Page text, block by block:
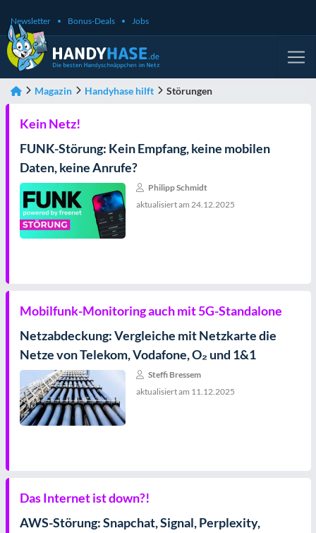
Newsletter Bonus-Deals Jobs
Magazin Handyhase hilft Störungen
Kein Netz!
FUNK-Störung: Kein Empfang, keine mobilen
Daten, keine Anrufe?
Philipp Schmidt
aktualisiert am 24.12.2025
Mobilfunk-Monitoring auch mit 5G-Standalone
Netzabdeckung: Vergleiche mit Netzkarte die
Netze von Telekom, Vodafone, O₂ und 1&1
Steffi Bressem
aktualisiert am 11.12.2025
Das Internet ist down?!
AWS-Störung: Snapchat, Signal, Perplexity,